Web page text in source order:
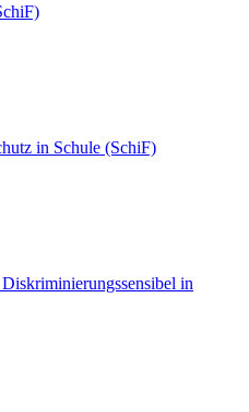
in Schule (SchiF)
in